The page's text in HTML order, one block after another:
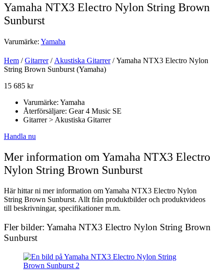
Yamaha NTX3 Electro Nylon String Brown
Sunburst
Varumärke: Yamaha
Hem /Gitarrer/Akustiska Gitarrer/ Yamaha NTX3 Electro Nylon
String Brown Sunburst (Yamaha)
15 685 kr
Varumärke: Yamaha
Återförsäljare: Gear 4 Music SE
Gitarrer > Akustiska Gitarrer
Handla nu
Mer information om Yamaha NTX3 Electro
Nylon String Brown Sunburst
Här hittar ni mer information om Yamaha NTX3 Electro Nylon
String Brown Sunburst. Allt från produktbilder och produktvideos
till beskrivningar, specifikationer m.m.
Fler bilder: Yamaha NTX3 Electro Nylon String Brown
Sunburst